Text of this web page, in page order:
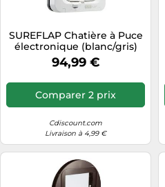
SUREFLAP Chatière à Puce
électronique (blanc/gris)
94,99 €
Comparer 2 prix
Cdiscount.com
Livraison à 4,99 €